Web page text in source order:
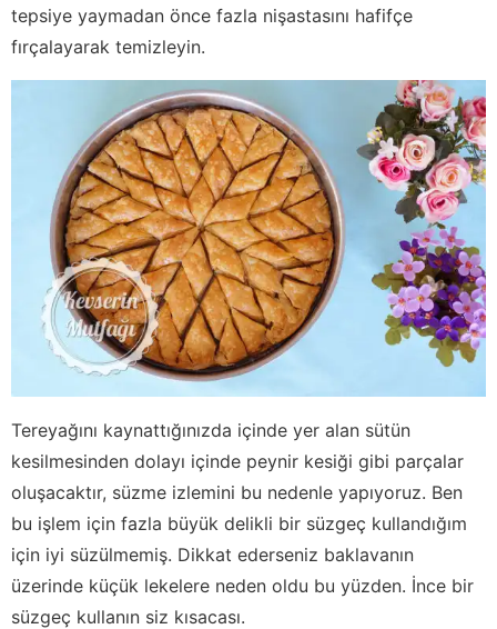
tepsiye yaymadan önce fazla nişastasını hafifçe
fırçalayarak temizleyin.
Tereyağını kaynattığınızda içinde yer alan sütün
kesilmesinden dolayı içinde peynir kesiği gibi parçalar
oluşacaktır, süzme izlemini bu nedenle yapıyoruz. Ben
bu işlem için fazla büyük delikli bir süzgeç kullandığım
için iyi süzülmemiş. Dikkat ederseniz baklavanın
üzerinde küçük lekelere neden oldu bu yüzden. İnce bir
süzgeç kullanın siz kısacası.